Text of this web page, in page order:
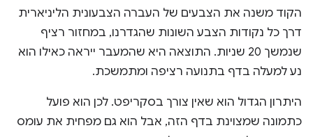
הקוד משנה את הצבעים של העברה הצבעונית הליניארית
דרך כל נקודות הצבע השונות שהגדרנו, במחזור רציף
שנמשך 20 שניות. התוצאה היא שהמעבר ייראה כאילו הוא
נע למעלה בדף בתנועה רציפה ומתמשכת.
היתרון הגדול הוא שאין צורך בסקריפט. לכן הוא פועל
כתמונה שמצוינת בדף הזה, אבל הוא גם מפחית את עומס